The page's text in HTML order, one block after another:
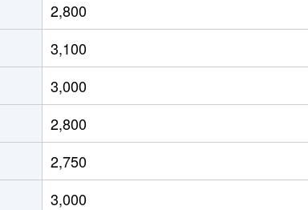
徒歩11分 270m² 370m²
徒歩13分 135m² -
徒歩7分 75m² 100m²
徒歩11分 105m² 105m²
徒歩8分 195m² 185m²
2,800
3,100
3,000
2,800
2,750
3,000